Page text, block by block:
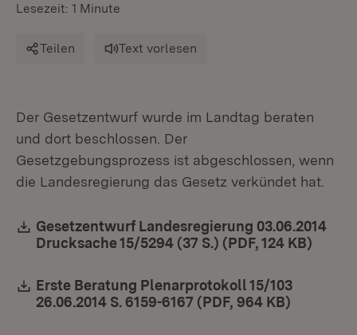
Lesezeit: 1 Minute
Teilen Text vorlesen
Der Gesetzentwurf wurde im Landtag beraten
und dort beschlossen. Der
Gesetzgebungsprozess ist abgeschlossen, wenn
die Landesregierung das Gesetz verkündet hat.
Download:
Gesetzentwurf Landesregierung 03.06.2014
Drucksache 15/5294 (37 S.) (PDF, 124 KB)
Download:
Erste Beratung Plenarprotokoll 15/103
26.06.2014 S. 6159-6167 (PDF, 964 KB)